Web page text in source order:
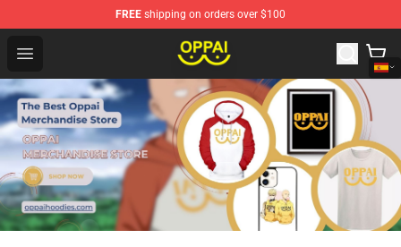
FREE shipping on orders over $100
Open menu
Oppai Store - Official Oppai Merchandise Shop